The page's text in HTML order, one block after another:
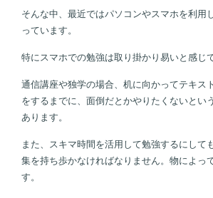
そんな中、最近ではパソコンやスマホを利用
っています。
特にスマホでの勉強は取り掛かり易いと感じ
通信講座や独学の場合、机に向かってテキス
をするまでに、面倒だとかやりたくないとい
あります。
また、スキマ時間を活用して勉強するにして
集を持ち歩かなければなりません。物によっ
す。